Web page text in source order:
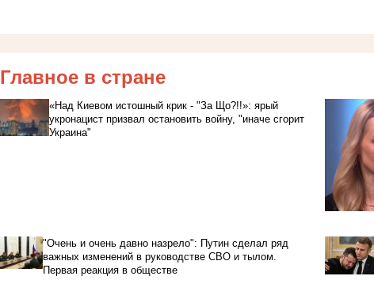
Главное в стране
«Над Киевом истошный крик - "За Що?!!»: ярый
укронацист призвал остановить войну, "иначе сгорит
Украина"
"Очень и очень давно назрело": Путин сделал ряд
важных изменений в руководстве СВО и тылом.
Первая реакция в обществе